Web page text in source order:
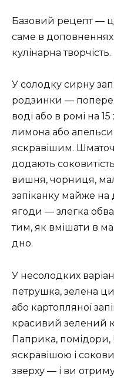
Базовий рецепт —
саме в
кулінарна творчість.
У солодку сирну
родзинки —
воді або в ромі на
лимона або
яскравішим.
додають
вишня, чорниця,
запіканку майже
ягоди — злегка
тим, як вмішати в
дно.
У несолодких
петрушка, зелена
або картопляної
красивий зелений
Паприка, помідори,
яскравішою і
зверху — і ви